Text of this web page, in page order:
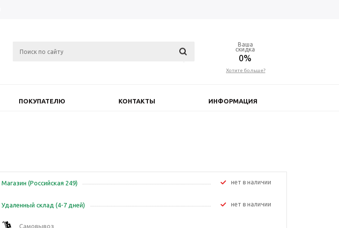
Ваша
скидка
0%
Хотите больше?
ПОКУПАТЕЛЮ КОНТАКТЫ ИНФОРМАЦИЯ
Магазин (Российская 249) Нет в наличии
Удаленный склад (4-7 дней) Нет в наличии
Самовывоз